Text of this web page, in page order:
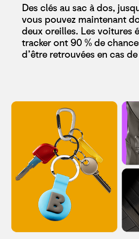
Des clés au sac à dos,
vous pouvez maintenant
deux oreilles. Les voitures
tracker ont 90 % de
d’être retrouvées en cas